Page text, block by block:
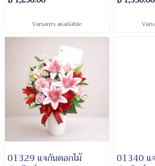
Variants available
01329 แจกันดอกไม้ 01340 แ